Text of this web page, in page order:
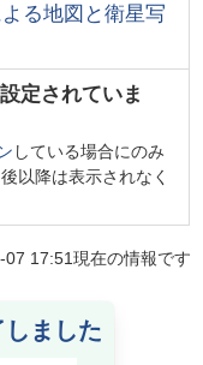
る地図と衛星写
設定されていま
している場合にのみ
以降は表示されなく
07 17:51現在の情報です
ました